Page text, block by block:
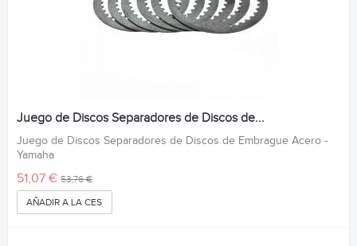
Juego de Discos Separadores de Discos de...
Juego de Discos Separadores de Discos de Embrague Acero -
Yamaha
51,07 € 53,76 €
AÑADIR A LA CESTA